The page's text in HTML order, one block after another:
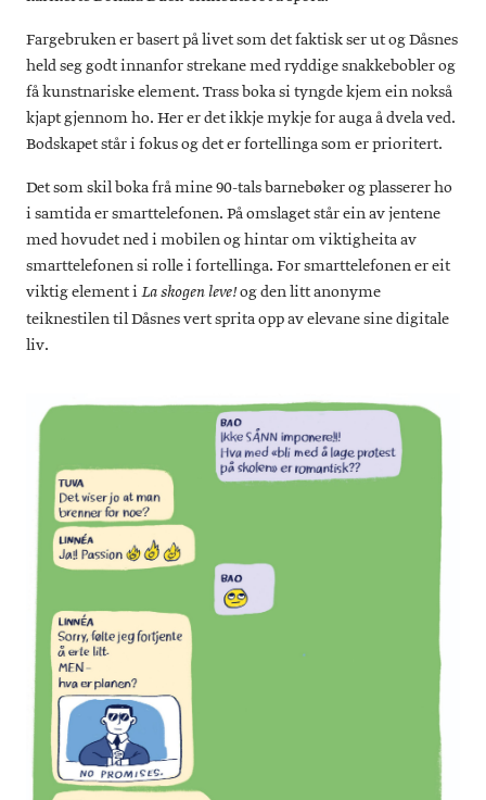
Fargebruken er basert på livet som det faktisk ser ut og Dåsnes
held seg godt innanfor strekane med ryddige snakkebobler og
få kunstnariske element. Trass boka si tyngde kjem ein nokså
kjapt gjennom ho. Her er det ikkje mykje for auga å dvela ved.
Bodskapet står i fokus og det er fortellinga som er prioritert.
Det som skil boka frå mine 90-tals barnebøker og plasserer ho
i samtida er smarttelefonen. På omslaget står ein av jentene
med hovudet ned i mobilen og hintar om viktigheita av
smarttelefonen si rolle i fortellinga. For smarttelefonen er eit
viktig element iLa skogen leve!og den litt anonyme
teiknestilen til Dåsnes vert sprita opp av elevane sine digitale
liv.